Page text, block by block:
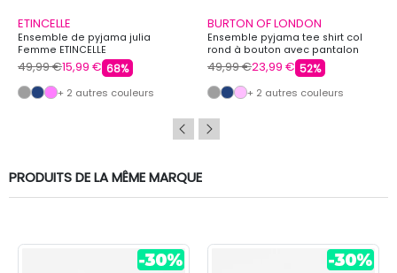
ETINCELLE
Ensemble de pyjama julia
Femme ETINCELLE
49,99 €15,99 € 68%
+ 2 autres couleurs
BURTON OF LONDON
Ensemble pyjama tee shirt col
rond à bouton avec pantalon
imprimé honey Femme BURTON
OF LONDON
49,99 €23,99 € 52%
+ 2 autres couleurs
PRODUITS DE LA MÊME MARQUE